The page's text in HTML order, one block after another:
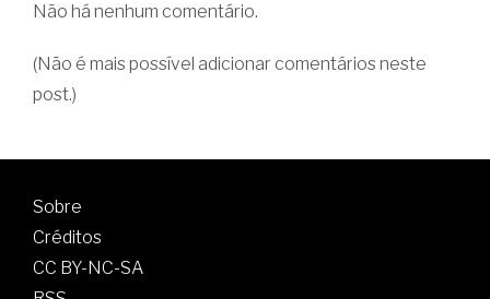
Não há nenhum comentário.
(Não é mais possível adicionar comentários neste
post.)
Sobre
Créditos
CC BY-NC-SA